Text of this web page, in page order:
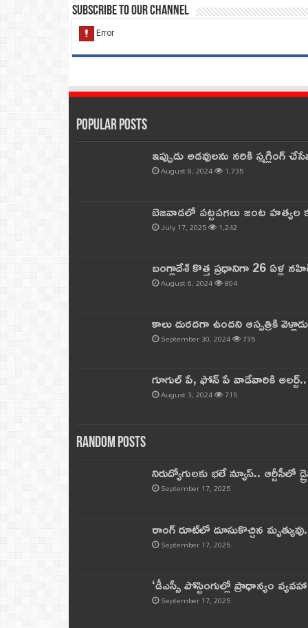
Subscribe to our Channel
Popular Posts
ఇప్పుడు అడవులను నరికి
August 8, 2024 1,735
బెజవాడలో పట్టపగలు జంట
July 17, 2025 1,242
బంగ్లాదేశ్ కొత్త ప్రధానిగా 26 ఏళ్ల
August 6, 2024 804
కాలు దురదగా ఉందని ఆస్పత్రికి
September 30, 2024 735
గూగుల్ పే, ఫోన్ పే వాడేవారికి
August 3, 2024 715
Random Posts
నిరుద్యోగులకు భలే న్యూస్.. ఆర్టీసీలో
September 17, 2025
రాంగ్ రూట్‌లో దూసుకొచ్చిన
September 17, 2025
‘డీఎస్సీ పోస్టింగుల్లో ప్రాధాన్యం
September 17, 2025